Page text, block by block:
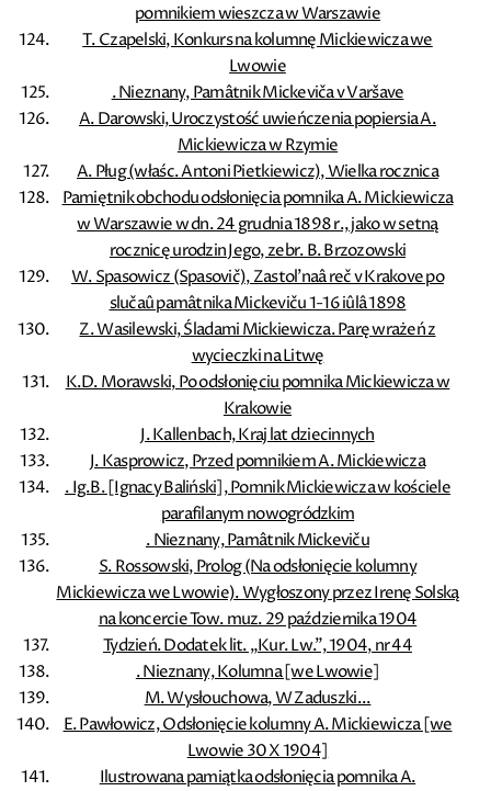
pomnikiem wieszcza w Warszawie
T. Czapelski, Konkurs na kolumnę Mickiewicza we
Lwowie
. Nieznany, Pamâtnik Mickeviča v Varšave
A. Darowski, Uroczystość uwieńczenia popiersia A.
Mickiewicza w Rzymie
A. Pług (właśc. Antoni Pietkiewicz), Wielka rocznica
Pamiętnik obchodu odsłonięcia pomnika A. Mickiewicza
w Warszawie w dn. 24 grudnia 1898 r., jako w setną
rocznicę urodzin Jego, zebr. B. Brzozowski
W. Spasowicz (Spasovič), Zastol'naâ reč v Krakove po
slučaû pamâtnika Mickeviču 1-16 iûlâ 1898
Z. Wasilewski, Śladami Mickiewicza. Parę wrażeń z
wycieczki na Litwę
K.D. Morawski, Po odsłonięciu pomnika Mickiewicza w
Krakowie
J. Kallenbach, Kraj lat dziecinnych
J. Kasprowicz, Przed pomnikiem A. Mickiewicza
. Ig.B. [Ignacy Baliński], Pomnik Mickiewicza w kościele
parafilanym nowogródzkim
. Nieznany, Pamâtnik Mickeviču
S. Rossowski, Prolog (Na odsłonięcie kolumny
Mickiewicza we Lwowie). Wygłoszony przez Irenę Solską
na koncercie Tow. muz. 29 października 1904
Tydzień. Dodatek lit. „Kur. Lw.”, 1904, nr 44
. Nieznany, Kolumna [we Lwowie]
M. Wysłouchowa, W Zaduszki...
E. Pawłowicz, Odsłonięcie kolumny A. Mickiewicza [we
Lwowie 30 X 1904]
Ilustrowana pamiątka odsłonięcia pomnika A.